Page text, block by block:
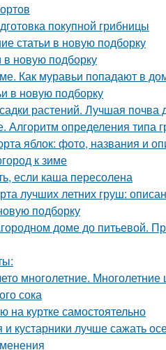
покупной грибницы
статьи в новую подборку
в новую подборку
Как муравьи попадают в
в новую подборку
растений. Лучшая почва
Алгоритм определения типа
яблок: фото, названия и
к зиме
если каша пересолена
лучших летних груш:
подборку
доме до питьевой.
многолетние.
сока
куртке самостоятельно
кустарники лучше сажать